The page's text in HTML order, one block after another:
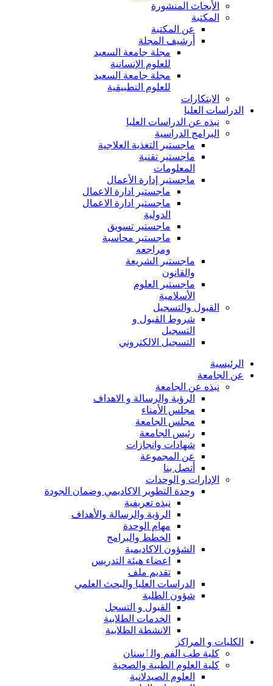
الأبحاث المنشورة
المكتبة
عن المكتبة
أرشيف المجلة
مجلة جامعة السعيد
للعلوم الإنسانية
مجلة جامعة السعيد
للعلوم التطبيقية
الابتكارات
الدراسات العليا
نبذه عن الدراسات العليا
البرامج الدراسية
ماجستير التغذية العلاجية
ماجستير تقنية
المعلومات
ماجستير إدارة الأعمال
ماجستير ادارة الاعمال
ماجستير ادارة الاعمال
الدولية
ماجستير تسويق
ماجستير محاسبة
ومراجعه
ماجستير الشريعة
والقانون
ماجستير العلوم
الأسلامية
القبول والتسجيل
شروط القبول و
التسجيل
التسجيل الالكتروني
الرئيسية
عن الجامعة
نبذه عن الجامعة
الرؤية والرسالة و الاهداف
مجلس الأمناء
مجلس الجامعة
رئيس الجامعة
شهادات وانجازات
عن المجموعة
أتصل بنا
الإدارات و الوحدات
وحدة التطوير الاكاديمي وضمان الجودة
نبذه تعريفية
الرؤية والرسالة والأهداف
مهام الوحدة
الخطط والبرامج
الشؤون الاكاديمية
اعضاء هيئة التدريس
تقديم ملف
الدراسات العليا والبحث العلمي
شؤون الطلبة
القبول و التسجل
الخدمات الطلابية
الانشطة الطلابية
الكليات و المراكز
كلية طب الفم والٲسنان
كلية العلوم الطبية والصحية
العلوم الصيدلانية